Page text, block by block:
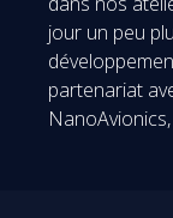
jour un peu
partenariat